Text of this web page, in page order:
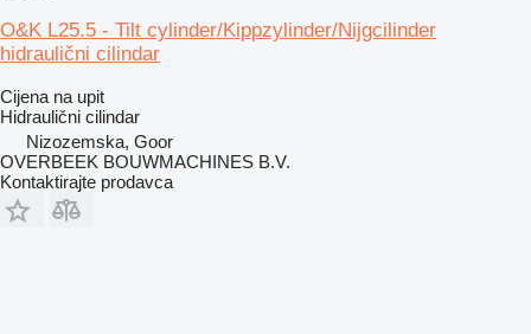
O&K L25.5 - Tilt cylinder/Kippzylinder/Nijgcilinder
hidraulični cilindar
Cijena na upit
Hidraulični cilindar
Nizozemska, Goor
OVERBEEK BOUWMACHINES B.V.
Kontaktirajte prodavca